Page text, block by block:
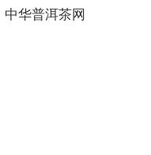
中华普洱茶网